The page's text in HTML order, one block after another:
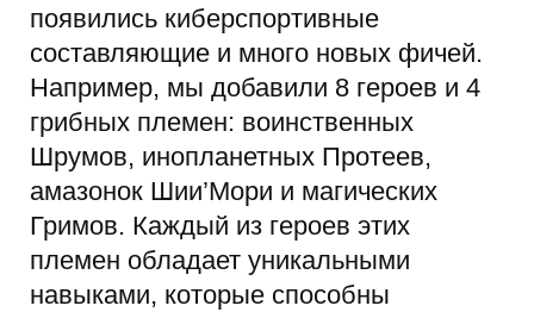
появились киберспортивные
составляющие и много новых фичей.
Например, мы добавили 8 героев и 4
грибных племен: воинственных
Шрумов, инопланетных Протеев,
амазонок Шии’Мори и магических
Гримов. Каждый из героев этих
племен обладает уникальными
навыками, которые способны